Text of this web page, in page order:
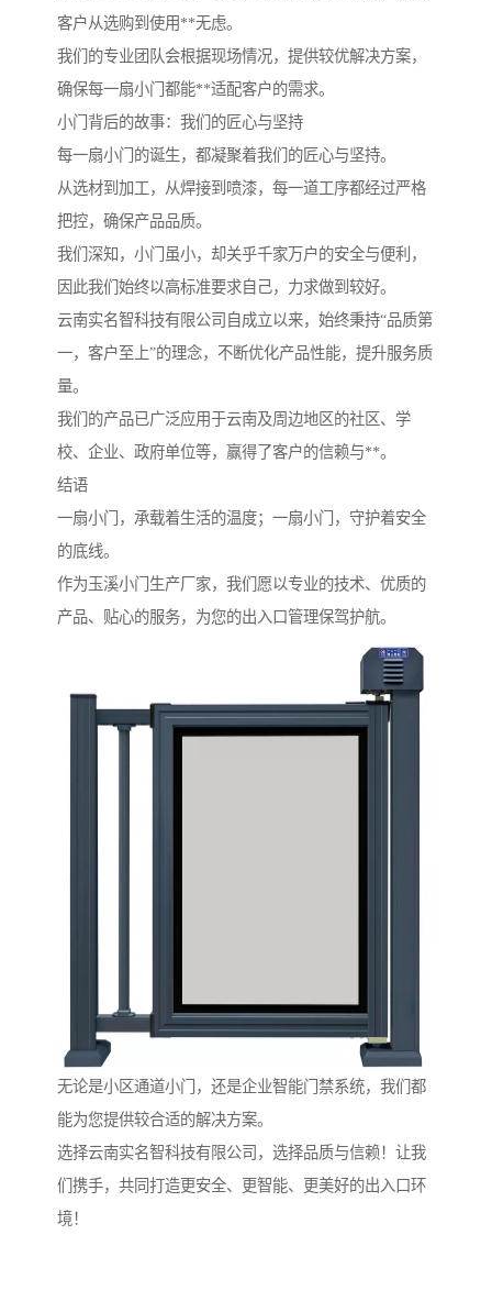
客户从选购到使用**无虑。
我们的专业团队会根据现场情况，提供较优解决方案，
确保每一扇小门都能**适配客户的需求。
小门背后的故事：我们的匠心与坚持
每一扇小门的诞生，都凝聚着我们的匠心与坚持。
从选材到加工，从焊接到喷漆，每一道工序都经过严格
把控，确保产品品质。
我们深知，小门虽小，却关乎千家万户的安全与便利，
因此我们始终以高标准要求自己，力求做到较好。
云南实名智科技有限公司自成立以来，始终秉持“品质第
一，客户至上”的理念，不断优化产品性能，提升服务质
量。
我们的产品已广泛应用于云南及周边地区的社区、学
校、企业、政府单位等，赢得了客户的信赖与**。
结语
一扇小门，承载着生活的温度；一扇小门，守护着安全
的底线。
作为玉溪小门生产厂家，我们愿以专业的技术、优质的
产品、贴心的服务，为您的出入口管理保驾护航。
无论是小区通道小门，还是企业智能门禁系统，我们都
能为您提供较合适的解决方案。
选择云南实名智科技有限公司，选择品质与信赖！让我
们携手，共同打造更安全、更智能、更美好的出入口环
境！